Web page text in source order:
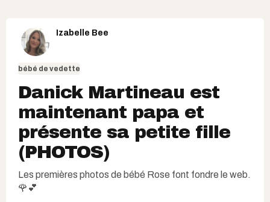
Izabelle Bee
bébé de vedette
Danick Martineau est
maintenant papa et
présente sa petite fille
(PHOTOS)
Les premières photos de bébé Rose font fondre le web.
🌹💕